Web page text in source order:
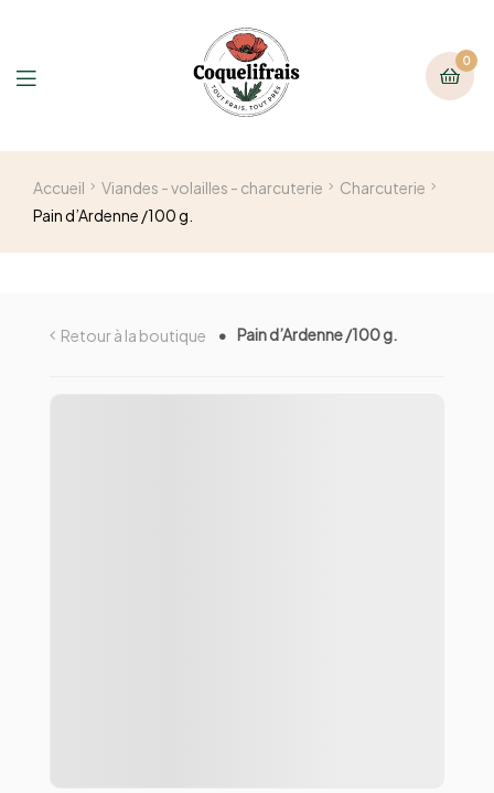
0
Accueil Viandes - volailles - charcuterie
Charcuterie
Pain d’Ardenne /100 g.
Retour à la boutique Pain d’Ardenne /100 g.